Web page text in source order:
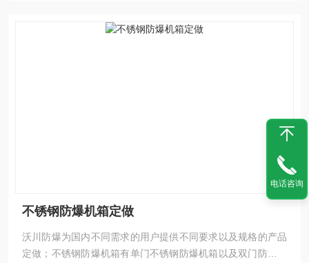
不锈钢防爆机箱定做
沃川防爆为国内不同需求的用户提供不同要求以及规格的产品
定做；不锈钢防爆机箱有单门不锈钢防爆机箱以及双门防爆机
电话咨询